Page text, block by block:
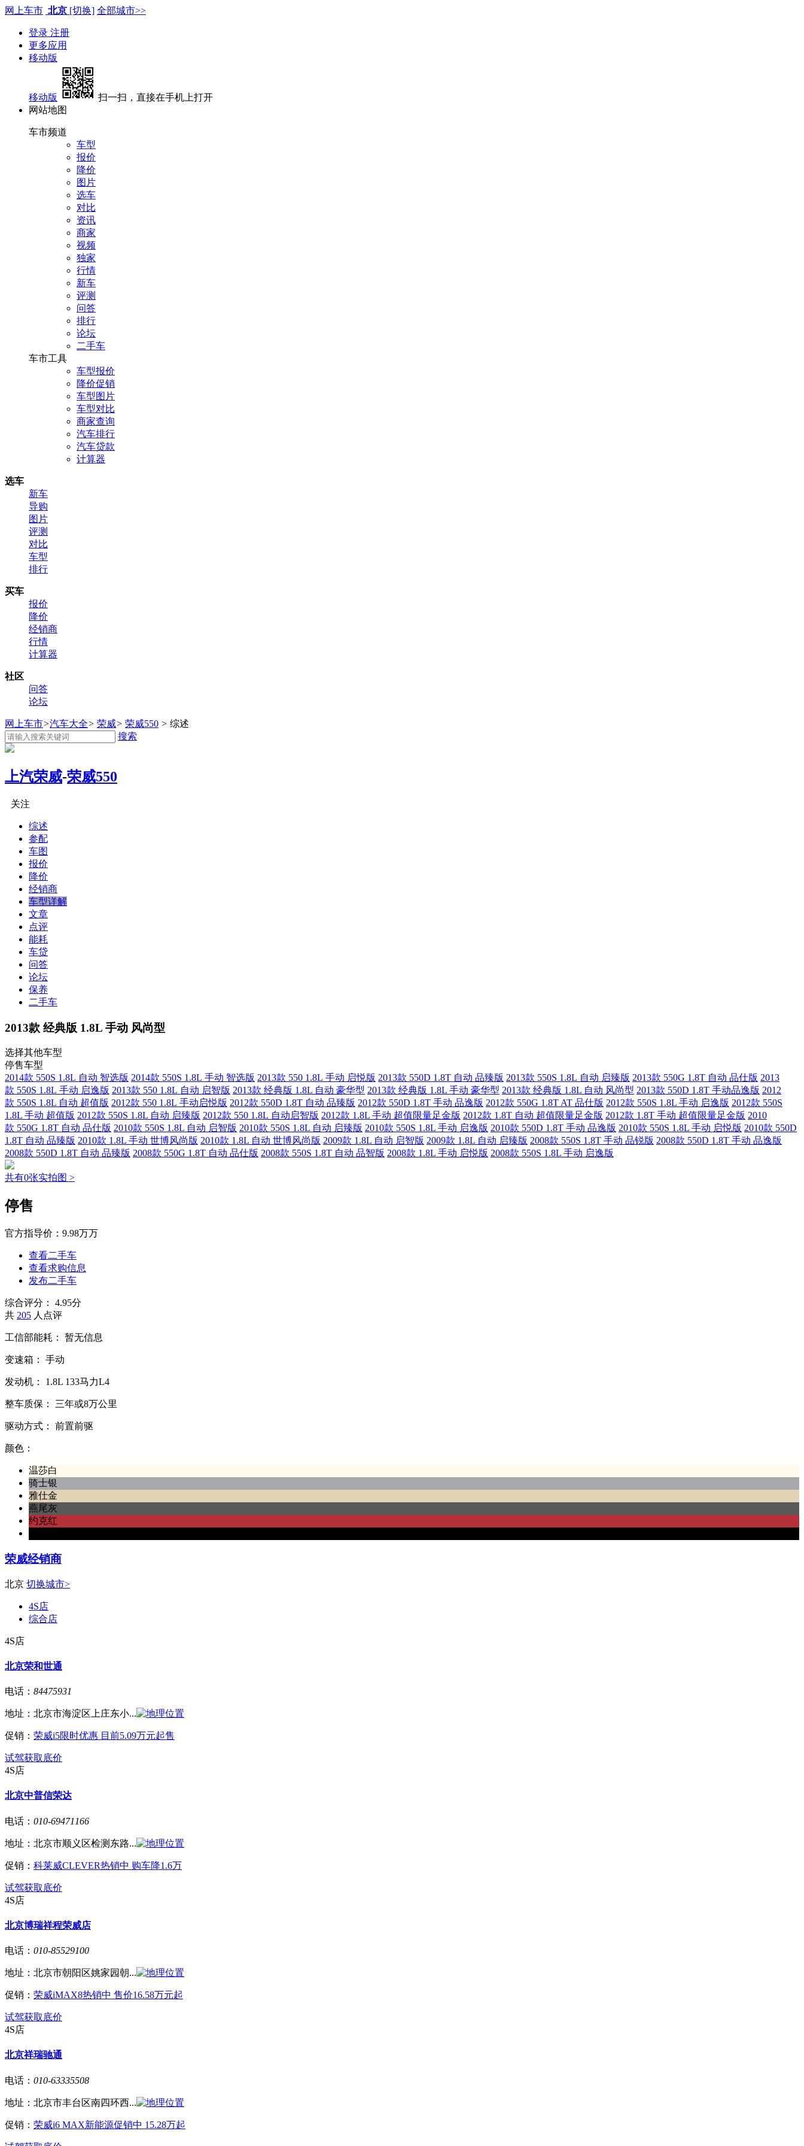
网上车市 北京 [切换] 全部城市>>
登录 注册
更多应用
移动版
移动版
扫一扫，直接在手机上打开
网站地图
车市频道
车型
报价
降价
图片
选车
对比
资讯
商家
视频
独家
行情
新车
评测
问答
排行
论坛
二手车
车市工具
车型报价
降价促销
车型图片
车型对比
商家查询
汽车排行
汽车贷款
计算器
选车
新车
导购
图片
评测
对比
车型
排行
买车
报价
降价
经销商
行情
计算器
社区
问答
论坛
网上车市>汽车大全> 荣威> 荣威550 > 综述
搜索
上汽荣威-荣威550
关注
综述
参配
车图
报价
降价
经销商
车型详解
文章
点评
能耗
车贷
问答
论坛
保养
二手车
2013款 经典版 1.8L 手动 风尚型
选择其他车型
停售车型
2014款 550S 1.8L 自动 智选版 2014款 550S 1.8L 手动 智选版 2013款 550 1.8L 手动 启悦版 2013款 550D 1.8T 自动 品臻版 2013款 550S 1.8L 自动 启臻版 2013款 550G 1.8T 自动 品仕版 2013
款 550S 1.8L 手动 启逸版 2013款 550 1.8L 自动 启智版 2013款 经典版 1.8L 自动 豪华型 2013款 经典版 1.8L 手动 豪华型 2013款 经典版 1.8L 自动 风尚型 2013款 550D 1.8T 手动品逸版 2012
款 550S 1.8L 自动 超值版 2012款 550 1.8L 手动启悦版 2012款 550D 1.8T 自动 品臻版 2012款 550D 1.8T 手动 品逸版 2012款 550G 1.8T AT 品仕版 2012款 550S 1.8L 手动 启逸版 2012款 550S
1.8L 手动 超值版 2012款 550S 1.8L 自动 启臻版 2012款 550 1.8L 自动启智版 2012款 1.8L 手动 超值限量足金版 2012款 1.8T 自动 超值限量足金版 2012款 1.8T 手动 超值限量足金版 2010
款 550G 1.8T 自动 品仕版 2010款 550S 1.8L 自动 启智版 2010款 550S 1.8L 自动 启臻版 2010款 550S 1.8L 手动 启逸版 2010款 550D 1.8T 手动 品逸版 2010款 550S 1.8L 手动 启悦版 2010款 550D
1.8T 自动 品臻版 2010款 1.8L 手动 世博风尚版 2010款 1.8L 自动 世博风尚版 2009款 1.8L 自动 启智版 2009款 1.8L 自动 启臻版 2008款 550S 1.8T 手动 品锐版 2008款 550D 1.8T 手动 品逸版
2008款 550D 1.8T 自动 品臻版 2008款 550G 1.8T 自动 品仕版 2008款 550S 1.8T 自动 品智版 2008款 1.8L 手动 启悦版 2008款 550S 1.8L 手动 启逸版
共有0张实拍图 >
停售
官方指导价： 9.98万万
查看二手车
查看求购信息
发布二手车
综合评分：
4.95分
共 205 人点评
工信部能耗： 暂无信息
变速箱： 手动
发动机： 1.8L 133马力L4
整车质保： 三年或8万公里
驱动方式： 前置前驱
颜色：
温莎白
骑士银
雅仕金
燕尾灰
约克红
荣威经销商
北京 切换城市>
4S店
综合店
4S店
北京荣和世通
电话： 84475931
地址： 北京市海淀区上庄东小...
促销： 荣威i5限时优惠 目前5.09万元起售
试驾获取底价
4S店
北京中普信荣达
电话： 010-69471166
地址： 北京市顺义区检测东路...
促销： 科莱威CLEVER热销中 购车降1.6万
试驾获取底价
4S店
北京博瑞祥程荣威店
电话： 010-85529100
地址： 北京市朝阳区姚家园朝...
促销： 荣威iMAX8热销中 售价16.58万元起
试驾获取底价
4S店
北京祥瑞驰通
电话： 010-63335508
地址： 北京市丰台区南四环西...
促销： 荣威i6 MAX新能源促销中 15.28万起